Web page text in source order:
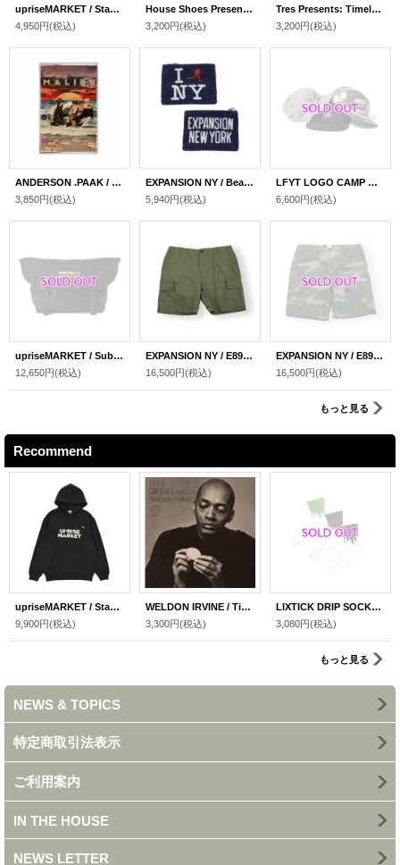
upriseMARKET / Standard Logo +Tag Garment Dye Tee
4,950円(税込)
House Shoes Presents: BEATS!!!! The Japanese Sound! "LP"
3,200円(税込)
Tres Presents: Timeless With It "LP"
3,200円(税込)
ANDERSON .PAAK / MALIBU (10 YEAR ANNIVERSARY) "CASSETTE TAPE"
3,850円(税込)
EXPANSION NY / Beaded Coin Purse
5,940円(税込)
LFYT LOGO CAMP CAP
6,600円(税込)
upriseMARKET / Subway Logo Messenger Bag
12,650円(税込)
EXPANSION NY / E89 MILITARY SHORTS
16,500円(税込)
EXPANSION NY / E89 MILITARY SHORTS
16,500円(税込)
もっと見る
Recommend
upriseMARKET / Standard Logo +Tag Hoodie
9,900円(税込)
WELDON IRVINE / Time Capsule ep 10inch
3,300円(税込)
LIXTICK DRIP SOCKS 3PACK
3,080円(税込)
もっと見る
NEWS & TOPICS
特定商取引法表示
ご利用案内
IN THE HOUSE
NEWS LETTER